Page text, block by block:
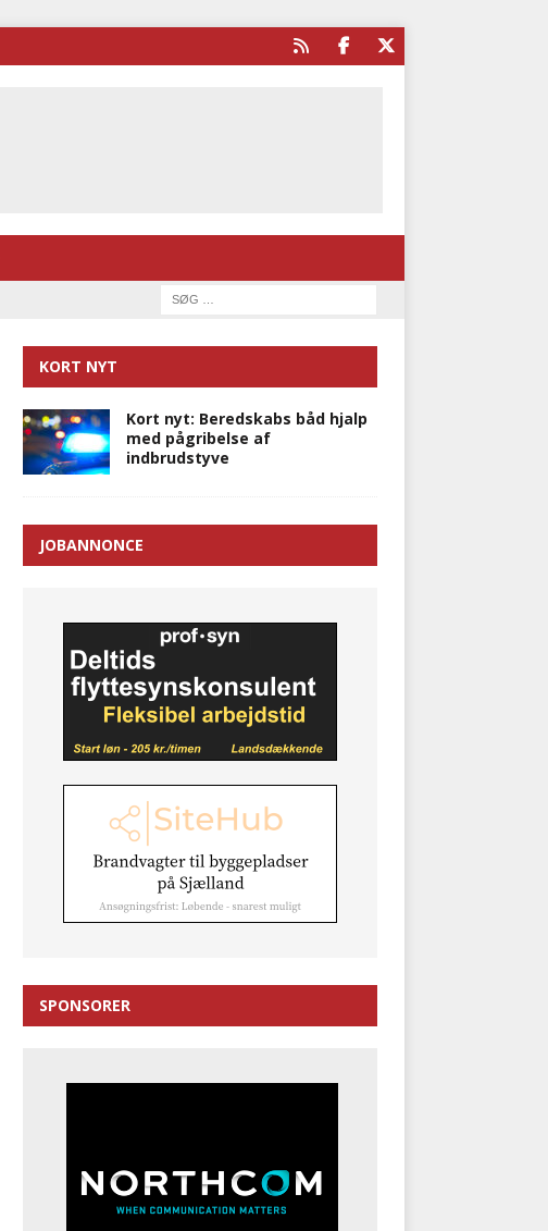
KORT NYT
Kort nyt: Beredskabs båd hjalp
med pågribelse af
indbrudstyve
JOBANNONCE
SPONSORER